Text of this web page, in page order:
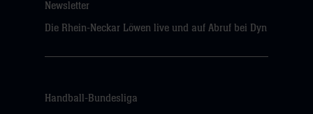
Newsletter
Die Rhein-Neckar Löwen live und auf Abruf bei Dyn
Handball-Bundesliga